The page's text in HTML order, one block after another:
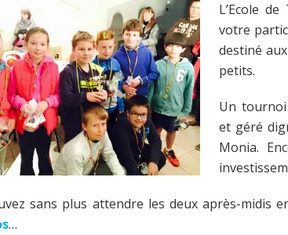
L’Ecole
votre
destiné
petits.
Un
et géré
Monia.
sans plus attendre les deux après-midis
…